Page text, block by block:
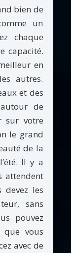
bien de
un
chaque
capacité.
en
autres.
et des
de
sur votre
le grand
de la
Il y a
attendent
les
sans
pouvez
vous
avec de